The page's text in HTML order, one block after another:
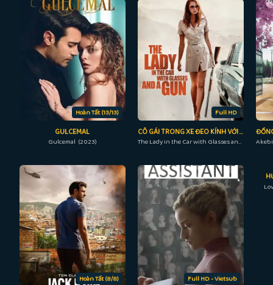
Hoàn Tất (13/13)
GULCEMAL
Gulcemal (2023)
Full HD
CÔ GÁI TRONG XE ĐEO KÍNH VỚI KHẨU SÚNG
The Lady in the Car with Glasses and a Gun (2015)
Hoàn Tất (8/8) Full HD - Vietsub